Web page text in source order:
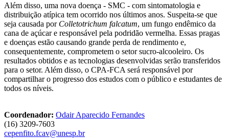
Além disso, uma nova doença - SMC - com sintomatologia e
distribuição atípica tem ocorrido nos últimos anos. Suspeita-se que
seja causada porColletotrichum falcatum, um fungo endêmico da
cana de açúcar e responsável pela podridão vermelha. Essas pragas
e doenças estão causando grande perda de rendimento e,
consequentemente, comprometem o setor sucro-alcooleiro. Os
resultados obtidos e as tecnologias desenvolvidas serão transferidos
para o setor. Além disso, o CPA-FCA será responsável por
compartilhar o progresso dos estudos com o público e estudantes de
todos os níveis.
Coordenador: Odair Aparecido Fernandes
(16) 3209-7603
cepenfito.fcav@unesp.br